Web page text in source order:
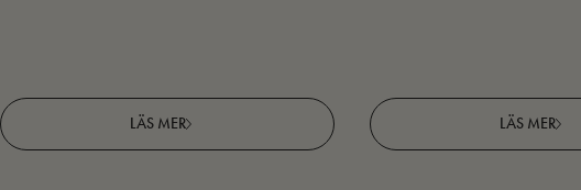
LÄS MER LÄS MER